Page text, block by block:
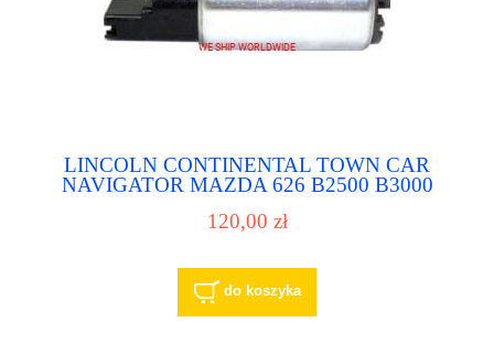
LINCOLN CONTINENTAL TOWN CAR
NAVIGATOR MAZDA 626 B2500 B3000
MONTERO NISSAN FRONTIER QUEST
paliwa pompka paliwowa
120,00 zł
do koszyka